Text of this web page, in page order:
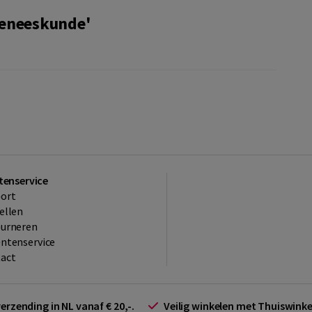
in NL vanaf € 20,-. Veilig winkelen met